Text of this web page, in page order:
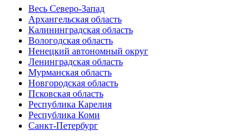
Весь Северо-Запад
Архангельская область
Калининградская область
Вологодская область
Ненецкий автономный округ
Ленинградская область
Мурманская область
Новгородская область
Псковская область
Республика Карелия
Республика Коми
Санкт-Петербург